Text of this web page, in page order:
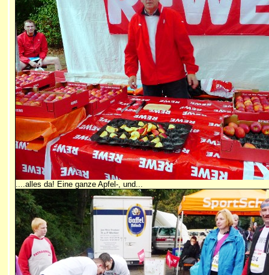
....alles da! Eine ganze Apfel-, und...